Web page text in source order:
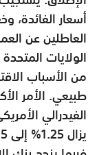
أسعار الفائدة،
العاطلين عن
الولايات
من الأسباب
طبيعي. الأمر
الفيدرالي